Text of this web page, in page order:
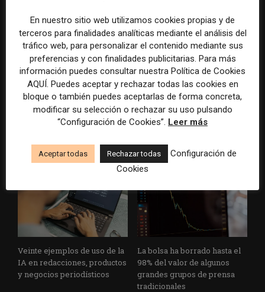
El gran problema
tecnológico de los medios ya
no es la falta de
herramientas, sino su
WAN-IFRA reúne las
principales estrategias de los
medios ante la IA, la pérdida
de ingresos y los cambios de
Veinte ejemplos de uso de la
IA en redacciones, productos
y negocios periodísticos
La bolsa ha borrado hasta el
98% del valor de algunos
grandes grupos de prensa
tradicionales
En nuestro sitio web utilizamos cookies propias y de
terceros para finalidades analíticas mediante el análisis del
tráfico web, para personalizar el contenido mediante sus
preferencias y con finalidades publicitarias. Para más
información puedes consultar nuestra Política de Cookies
AQUÍ. Puedes aceptar y rechazar todas las cookies en
bloque o también puedes aceptarlas de forma concreta,
modificar su selección o rechazar su uso pulsando
“Configuración de Cookies”. Leer más
Aceptar todas Rechazar todas
Configuración de
Cookies